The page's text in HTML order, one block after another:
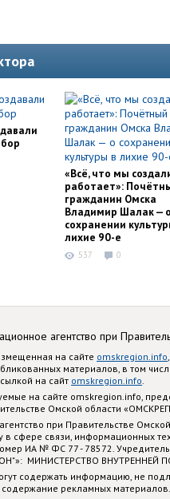
«Всё, что мы
работает»:
гражданин Омска
Владимир Шалак — о
сохранении
лихие 90-е
537 0
агентство при
на сайте omskregion.info
материалов, в том
на сайт omskregion.info
на сайте omskregion.info,
Омской области
при Правительстве
в сфере связи, информационных
ИА № ФС 77 - 78572.
МИНИСТЕРСТВО ВНУТРЕННЕЙ
содержать информацию, не
содержание рекламных материалов.